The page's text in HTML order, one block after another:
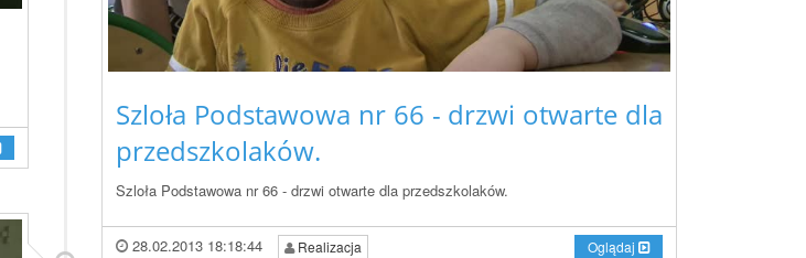
Szloła Podstawowa nr 66 - drzwi otwarte dla
przedszkolaków.
Szloła Podstawowa nr 66 - drzwi otwarte dla przedszkolaków.
28.02.2013 18:18:44 Realizacja Oglądaj